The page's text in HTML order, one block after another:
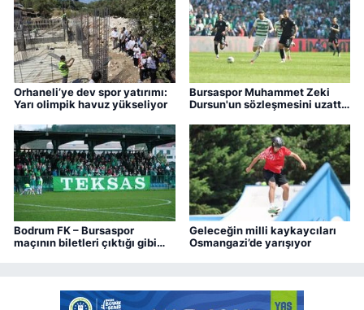
Orhaneli’ye dev spor yatırımı:
Yarı olimpik havuz yükseliyor
Bursaspor Muhammet Zeki
Dursun'un sözleşmesini uzattı,
Bodrum FK – Bursaspor
maçının biletleri çıktığı gibi
Geleceğin milli kaykaycıları
Osmangazi’de yarışıyor